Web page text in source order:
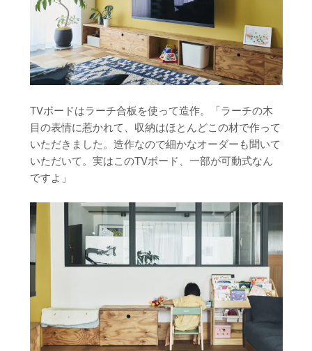
TVボードはラーチ合板を使って造作。「ラーチの木
目の表情に惹かれて、収納はほとんどこの材で作って
いただきました。造作なので細かなオーダーも聞いて
いただいて。実はこのTVボード、一部が可動式なん
ですよ」